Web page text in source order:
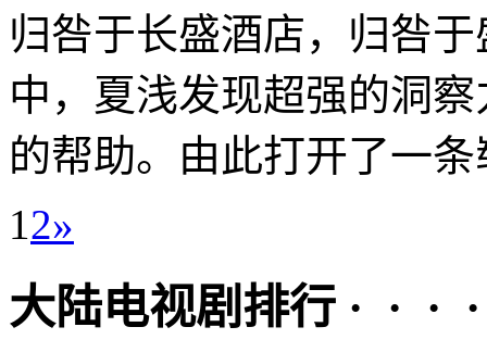
归咎于长盛酒店，归咎
中，夏浅发现超强的洞
的帮助。由此打开了一
1 2»
大陆电视剧排行 · · ·